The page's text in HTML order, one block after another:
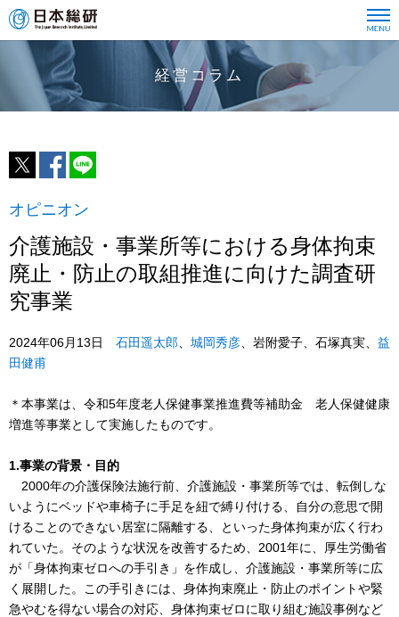
経営コラム
オピニオン
介護施設・事業所等における身体拘束
廃止・防止の取組推進に向けた調査研
究事業
2024年06月13日 石田遥太郎 城岡秀彦 、岩附愛子、石塚真実、 益
田健甫
＊本事業は、令和5年度老人保健事業推進費等補助金 老人保健健康
増進等事業として実施したものです。
1.事業の背景・目的
2000年の介護保険法施行前、介護施設・事業所等では、転倒しな
いようにベッドや車椅子に手足を紐で縛り付ける、自分の意思で開
けることのできない居室に隔離する、といった身体拘束が広く行わ
れていた。そのような状況を改善するため、2001年に、厚生労働省
が「身体拘束ゼロへの手引き」を作成し、介護施設・事業所等に広
く展開した。この手引きには、身体拘束廃止・防止のポイントや緊
急やむを得ない場合の対応、身体拘束ゼロに取り組む施設事例など